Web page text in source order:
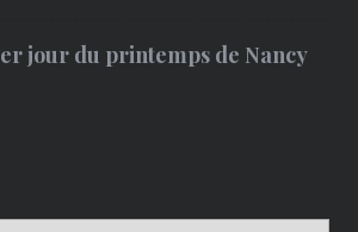
jour du printemps de Nancy